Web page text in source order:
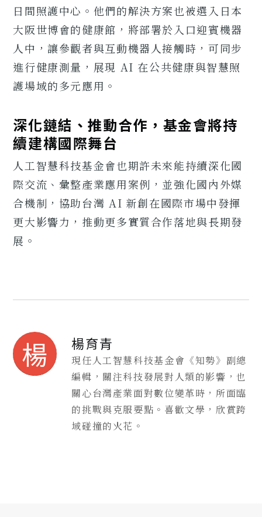
日間照護中心。他們的解決方案也被選入日本
大阪世博會的健康館，將部署於入口迎賓機器
人中，讓參觀者與互動機器人接觸時，可同步
進行健康測量，展現 AI 在公共健康與智慧照
護場域的多元應用。
深化鏈結、推動合作，基金會將持
續建構國際舞台
人工智慧科技基金會也期許未來能持續深化國
際交流、彙整產業應用案例，並強化國內外媒
合機制，協助台灣 AI 新創在國際市場中發揮
更大影響力，推動更多實質合作落地與長期發
展。
楊 楊育青
現任人工智慧科技基金會《知勢》副總
編輯，關注科技發展對人類的影響，也
關心台灣產業面對數位變革時，所面臨
的挑戰與克服要點。喜歡文學，欣賞跨
域碰撞的火花。